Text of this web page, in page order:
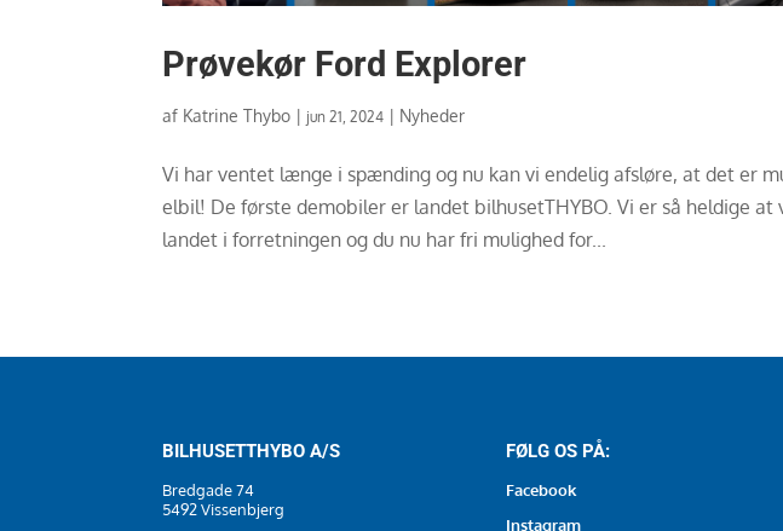
Prøvekør Ford Explorer
af Katrine Thybo | jun 21, 2024 | Nyheder
Vi har ventet længe i spænding og nu kan vi endelig afsløre, at det er
elbil! De første demobiler er landet bilhusetTHYBO. Vi er så heldige at
landet i forretningen og du nu har fri mulighed for...
BILHUSETTHYBO A/S
Bredgade 74
5492 Vissenbjerg
FØLG OS PÅ:
Facebook
Instagram